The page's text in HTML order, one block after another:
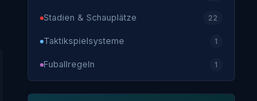
Stadien & Schauplätze 22
Taktikspielsysteme 1
Fuballregeln 1